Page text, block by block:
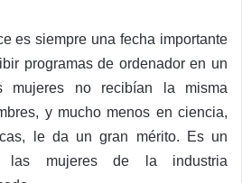
es siempre una fecha importante
programas de ordenador en un
mujeres no recibían la misma
y mucho menos en ciencia,
le da un gran mérito. Es un
las mujeres de la industria